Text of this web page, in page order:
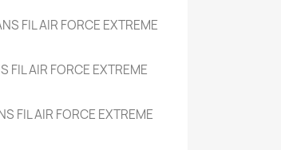
FIL AIR FORCE EXTREME
FIL AIR FORCE EXTREME
FIL AIR FORCE EXTREME